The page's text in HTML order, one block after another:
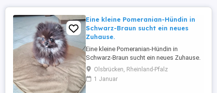
Eine kleine Pomeranian-Hündin in
Schwarz-Braun sucht ein neues
Zuhause.
Eine kleine Pomeranian-Hündin in
Schwarz-Braun sucht ein neues Zuhause.
Sie ist gesund, hat alle Impfungen
erhalten und wird mit einem tierärztlichen
Attest über ihren guten
Olsbrücken, Rheinland-Pfalz
1 Januar